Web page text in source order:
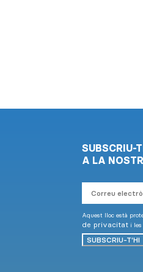
SUBSCRIU-
A LA
electrònic
Aquest lloc està
de privacitati les
SUBSCRIU-T'HI